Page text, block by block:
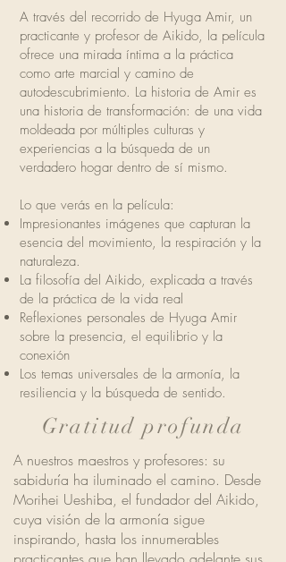
A través del recorrido de Hyuga Amir, un
practicante y profesor de Aikido, la película
ofrece una mirada íntima a la práctica
como arte marcial y camino de
autodescubrimiento. La historia de Amir es
una historia de transformación: de una vida
moldeada por múltiples culturas y
experiencias a la búsqueda de un
verdadero hogar dentro de sí mismo.
Lo que verás en la película:
Impresionantes imágenes que capturan la
esencia del movimiento, la respiración y la
naturaleza.
La filosofía del Aikido, explicada a través
de la práctica de la vida real
Reflexiones personales de Hyuga Amir
sobre la presencia, el equilibrio y la
conexión
Los temas universales de la armonía, la
resiliencia y la búsqueda de sentido.
Gratitud profunda
A nuestros maestros y profesores: su
sabiduría ha iluminado el camino. Desde
Morihei Ueshiba, el fundador del Aikido,
cuya visión de la armonía sigue
inspirando, hasta los innumerables